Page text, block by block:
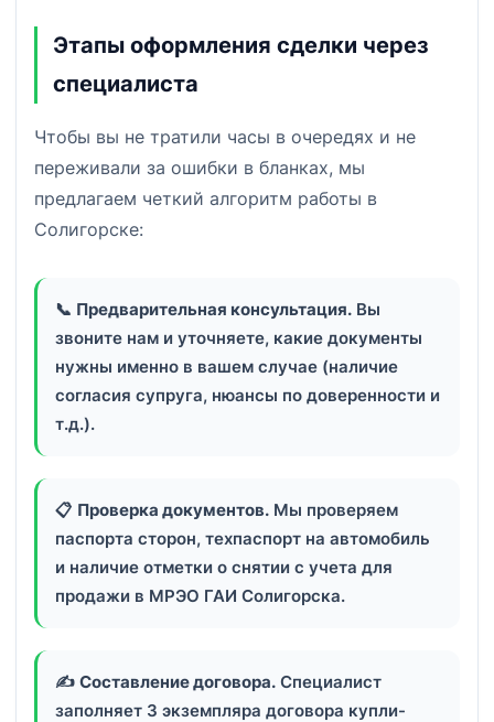
Этапы оформления сделки через
специалиста
Чтобы вы не тратили часы в очередях и не
переживали за ошибки в бланках, мы
предлагаем четкий алгоритм работы в
Солигорске:
📞 Предварительная консультация. Вы
звоните нам и уточняете, какие документы
нужны именно в вашем случае (наличие
согласия супруга, нюансы по доверенности и
т.д.).
📋 Проверка документов. Мы проверяем
паспорта сторон, техпаспорт на автомобиль
и наличие отметки о снятии с учета для
продажи в МРЭО ГАИ Солигорска.
✍️ Составление договора. Специалист
заполняет 3 экземпляра договора купли-